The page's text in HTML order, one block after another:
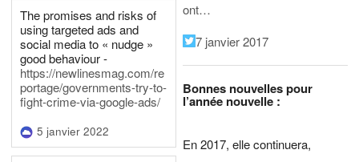
The promises and risks of
using targeted ads and
social media to « nudge »
good behaviour -
https://newlinesmag.com/re
portage/governments-try-to-
fight-crime-via-google-ads/
5 janvier 2022
ont…
7 janvier 2017
Bonnes nouvelles pour
l’année nouvelle :
En 2017, elle continuera,